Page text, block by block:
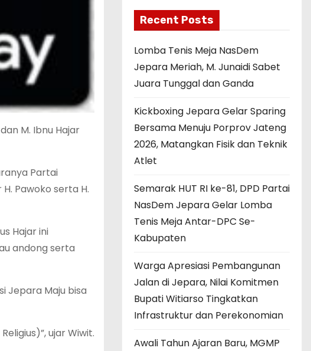
M. Ibnu Hajar
Partai
Pawoko serta H.
Hajar ini
andong serta
Jepara Maju bisa
ujar Wiwit.
Recent Posts
Lomba Tenis Meja NasDem
Jepara Meriah, M. Junaidi Sabet
Juara Tunggal dan Ganda
Kickboxing Jepara Gelar Sparing
Bersama Menuju Porprov Jateng
2026, Matangkan Fisik dan Teknik
Atlet
Semarak HUT RI ke-81, DPD Partai
NasDem Jepara Gelar Lomba
Tenis Meja Antar-DPC Se-
Kabupaten
Warga Apresiasi Pembangunan
Jalan di Jepara, Nilai Komitmen
Bupati Witiarso Tingkatkan
Infrastruktur dan Perekonomian
Awali Tahun Ajaran Baru, MGMP